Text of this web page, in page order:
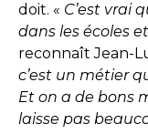
doit. « C’est vrai
dans les écoles
reconnaît Jean-
c’est un métier
Et on a de bons
laisse pas